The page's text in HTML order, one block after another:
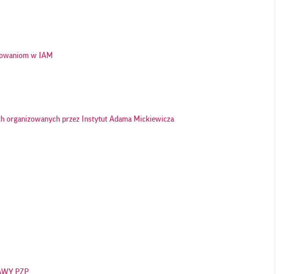
w IAM
organizowanych przez Instytut Adama Mickiewicza
PZP